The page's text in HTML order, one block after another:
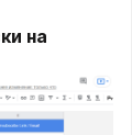
на